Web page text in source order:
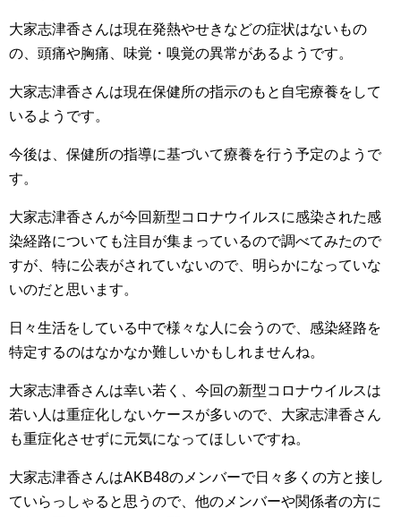
大家志津香さんは現在発熱やせきなどの症状はないもの
の、頭痛や胸痛、味覚・嗅覚の異常があるようです。
大家志津香さんは現在保健所の指示のもと自宅療養をして
いるようです。
今後は、保健所の指導に基づいて療養を行う予定のようで
す。
大家志津香さんが今回新型コロナウイルスに感染された感
染経路についても注目が集まっているので調べてみたので
すが、特に公表がされていないので、明らかになっていな
いのだと思います。
日々生活をしている中で様々な人に会うので、感染経路を
特定するのはなかなか難しいかもしれませんね。
大家志津香さんは幸い若く、今回の新型コロナウイルスは
若い人は重症化しないケースが多いので、大家志津香さん
も重症化させずに元気になってほしいですね。
大家志津香さんはAKB48のメンバーで日々多くの方と接し
ていらっしゃると思うので、他のメンバーや関係者の方に